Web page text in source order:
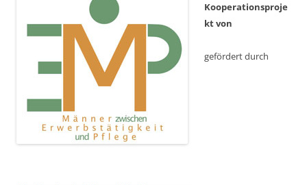
Kooperationsproje
kt von
gefördert durch